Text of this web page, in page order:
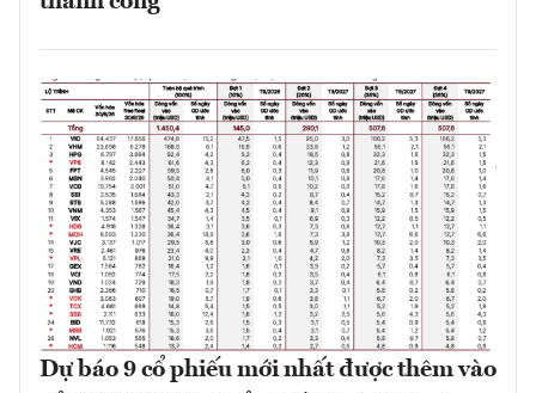
Dự báo 9 cổ phiếu mới nhất được thêm vào